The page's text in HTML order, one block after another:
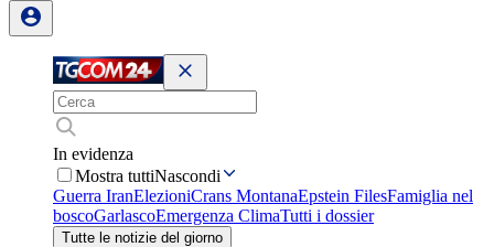
In evidenza
Mostra tuttiNascondi
Guerra IranElezioniCrans MontanaEpstein FilesFamiglia nel
boscoGarlascoEmergenza ClimaTutti i dossier
Tutte le notizie del giorno